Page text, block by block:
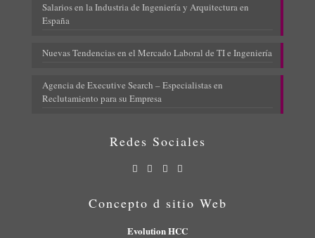
Salarios en la Industria de Ingeniería y Arquitectura en
España
Nuevas Tendencias en el Mercado Laboral de TI e Ingeniería
Agencia de Executive Search – Especialistas en
Reclutamiento para su Empresa
Redes Sociales
Concepto d sitio Web
Evolution HCC